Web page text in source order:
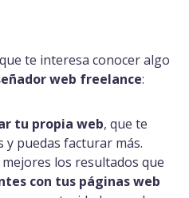
te interesa conocer algo
web freelance:
tu propia web, que te
y puedas facturar más.
los resultados que
con tus páginas web